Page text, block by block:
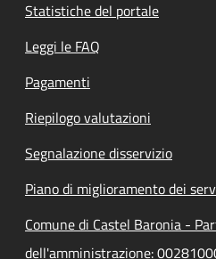
Statistiche del portale
Leggi le FAQ
Pagamenti
Riepilogo valutazioni
Segnalazione disservizio
Piano di miglioramento dei
Comune di Castel Baronia -
dell'amministrazione: